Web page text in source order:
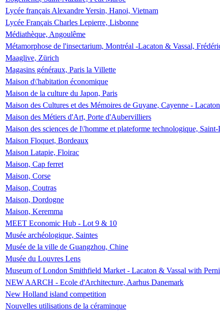
Lycée français Alexandre Yersin, Hanoi, Vietnam
Lycée Français Charles Lepierre, Lisbonne
Médiathèque, Angoulême
Métamorphose de l'insectarium, Montréal -Lacaton & Vassal,
Maaglive, Zürich
Magasins généraux, Paris la Villette
Maison d\'habitation économique
Maison de la culture du Japon, Paris
Maison des Cultures et des Mémoires de Guyane, Cayenne -
Maison des Métiers d'Art, Porte d'Aubervilliers
Maison des sciences de l\'homme et plateforme technologique,
Maison Floquet, Bordeaux
Maison Latapie, Floirac
Maison, Cap ferret
Maison, Corse
Maison, Coutras
Maison, Dordogne
Maison, Keremma
MEET Economic Hub - Lot 9 & 10
Musée archéologique, Saintes
Musée de la ville de Guangzhou, Chine
Musée du Louvres Lens
Museum of London Smithfield Market - Lacaton & Vassal with
NEW AARCH - Ecole d'Architecture, Aarhus Danemark
New Holland island competition
Nouvelles utilisations de la céraminque